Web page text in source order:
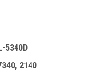
5340D
2140